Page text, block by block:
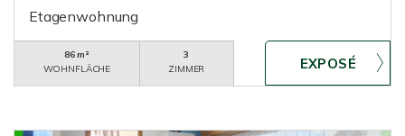
Etagenwohnung
86 m²
WOHNFLÄCHE
3
ZIMMER